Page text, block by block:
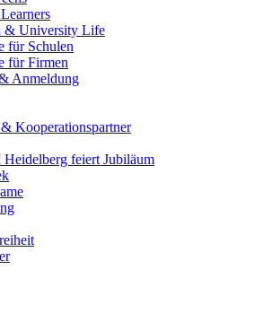
& University Life
für Schulen
für Firmen
Anmeldung
Kooperationspartner
feiert Jubiläum